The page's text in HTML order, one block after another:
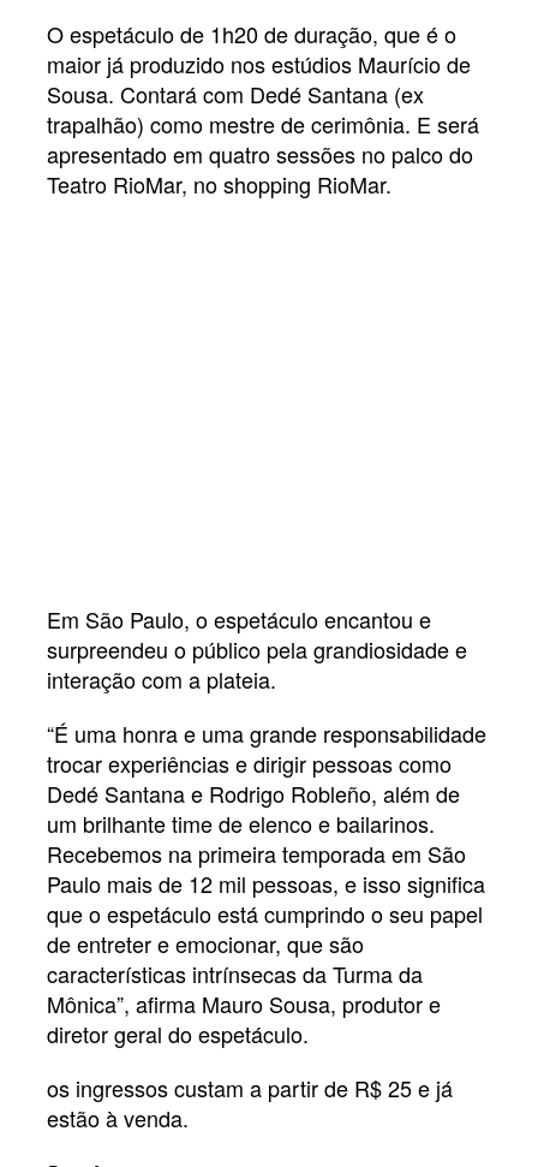
O espetáculo de 1h20 de duração, que é o
maior já produzido nos estúdios Maurício de
Sousa. Contará com Dedé Santana (ex
trapalhão) como mestre de cerimônia. E será
apresentado em quatro sessões no palco do
Teatro RioMar, no shopping RioMar.
Em São Paulo, o espetáculo encantou e
surpreendeu o público pela grandiosidade e
interação com a plateia.
“É uma honra e uma grande responsabilidade
trocar experiências e dirigir pessoas como
Dedé Santana e Rodrigo Robleño, além de
um brilhante time de elenco e bailarinos.
Recebemos na primeira temporada em São
Paulo mais de 12 mil pessoas, e isso significa
que o espetáculo está cumprindo o seu papel
de entreter e emocionar, que são
características intrínsecas da Turma da
Mônica”, afirma Mauro Sousa, produtor e
diretor geral do espetáculo.
os ingressos custam a partir de R$ 25 e já
estão à venda.